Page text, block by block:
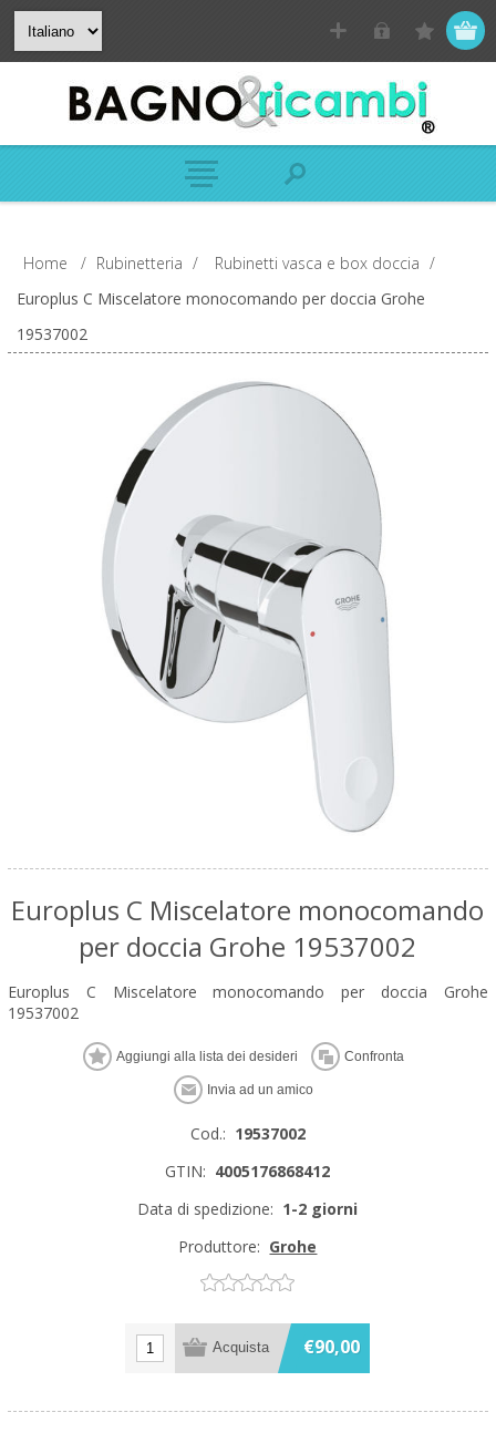
Home / Rubinetteria / Rubinetti vasca e box doccia /
Europlus C Miscelatore monocomando per doccia Grohe
19537002
Europlus C Miscelatore monocomando
per doccia Grohe 19537002
Europlus C Miscelatore monocomando per doccia Grohe
19537002
Cod.: 19537002
GTIN: 4005176868412
Data di spedizione: 1-2 giorni
Produttore: Grohe
€90,00